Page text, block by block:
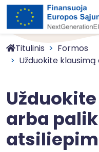
Titulinis
Formos
Užduokite klausimą
arba